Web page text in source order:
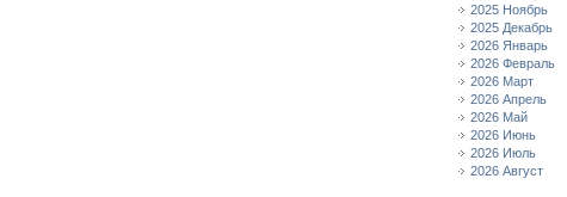
2025 Ноябрь
2025 Декабрь
2026 Январь
2026 Февраль
2026 Март
2026 Апрель
2026 Май
2026 Июнь
2026 Июль
2026 Август